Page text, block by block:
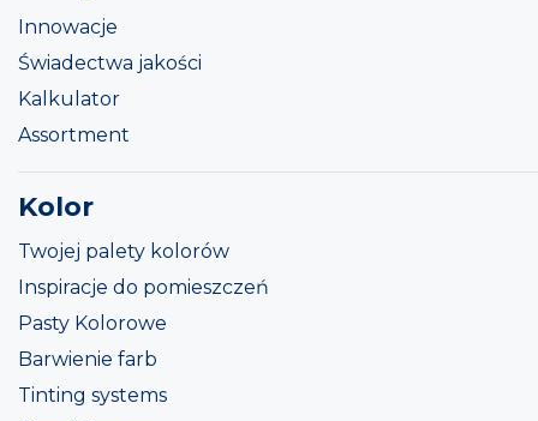
Innowacje
Świadectwa jakości
Kalkulator
Assortment
Kolor
Twojej palety kolorów
Inspiracje do pomieszczeń
Pasty Kolorowe
Barwienie farb
Tinting systems